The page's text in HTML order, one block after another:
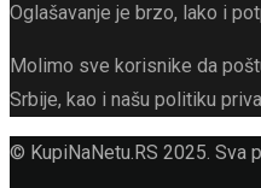
Oglašavanje je brzo, lako i
Molimo sve korisnike da
Srbije, kao i našu politiku
© KupiNaNetu.RS 2025. Sva